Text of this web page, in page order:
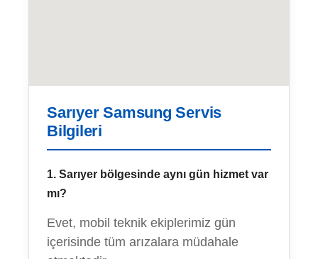
Sarıyer Samsung Servis
Bilgileri
1. Sarıyer bölgesinde aynı gün hizmet var
mı?
Evet, mobil teknik ekiplerimiz gün
içerisinde tüm arızalara müdahale